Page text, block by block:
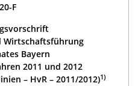
F
Wirtschaftsführung
Bayern
2011 und 2012
– HvR – 2011/2012)1)